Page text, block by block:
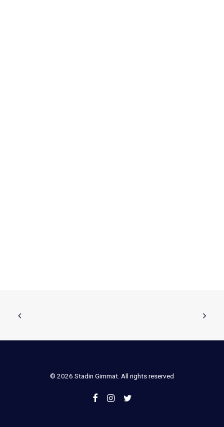
© 2026 Stadin Gimmat. All rights reserved